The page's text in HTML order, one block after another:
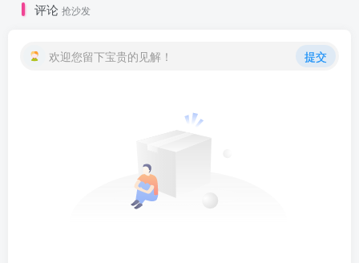
评论 抢沙发
欢迎您留下宝贵的见解！ 提交